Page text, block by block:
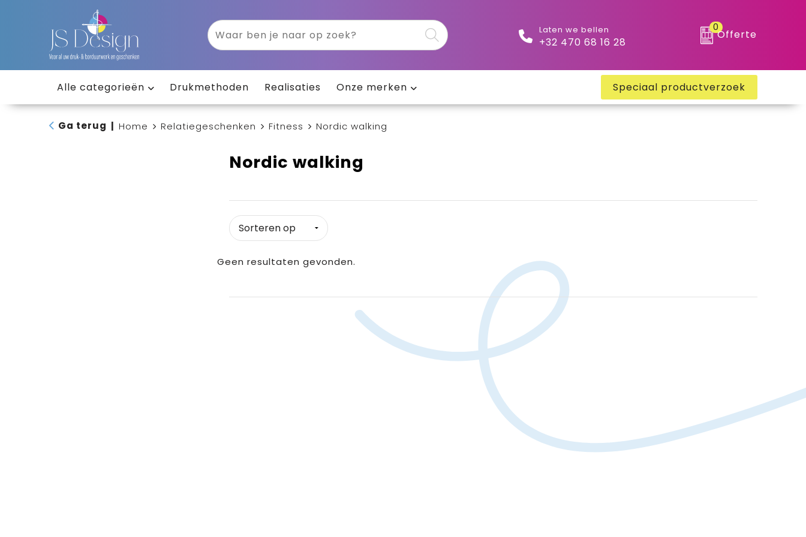
Laten we bellen
+32 470 68 16 28
0
Offerte
Alle categorieën Drukmethoden Realisaties Onze merken Speciaal productverzoek
Ga terug Home Relatiegeschenken Fitness Nordic walking
Nordic walking
Geen resultaten gevonden.